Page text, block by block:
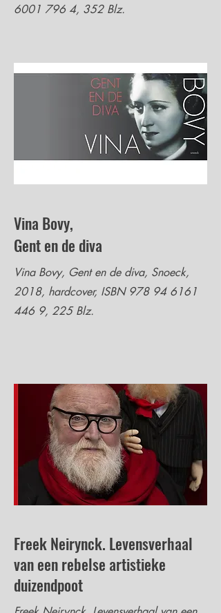
6001 796 4, 352 Blz.
Vina Bovy,
Gent en de diva
Vina Bovy, Gent en de diva, Snoeck,
2018, hardcover, ISBN 978 94 6161
446 9, 225 Blz.
Freek Neirynck. Levensverhaal
van een rebelse artistieke
duizendpoot